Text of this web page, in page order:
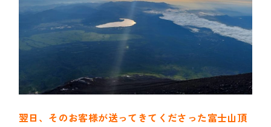
翌日、そのお客様が送ってきてくださった富士山頂